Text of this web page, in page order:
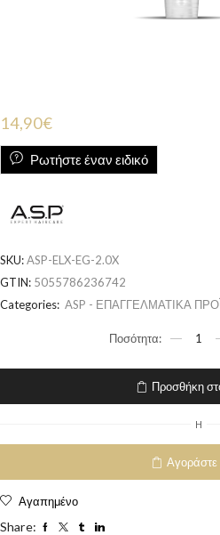
14,90€
Ρωτήστε έναν ειδικό
SKU:ASP-ELX-EG-2.0X
GTIN: 5055786236742
Categories: ASP - ΕΠΑΓΓΕΛΜΑΤΙΚΑ
Προσθήκη
H
Αγοράστε
Αγαπημένο
Share: